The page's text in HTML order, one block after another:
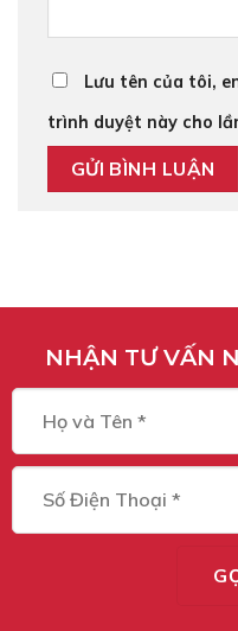
Lưu tên của tôi,
trình duyệt này cho
NHẬN TƯ VẤN